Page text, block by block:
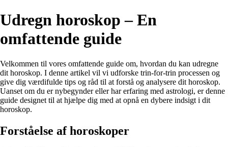
Udregn horoskop – En
omfattende guide
Velkommen til vores omfattende guide om, hvordan du kan udregne
dit horoskop. I denne artikel vil vi udforske trin-for-trin processen og
give dig værdifulde tips og råd til at forstå og analysere dit horoskop.
Uanset om du er nybegynder eller har erfaring med astrologi, er denne
guide designet til at hjælpe dig med at opnå en dybere indsigt i dit
horoskop.
Forståelse af horoskoper